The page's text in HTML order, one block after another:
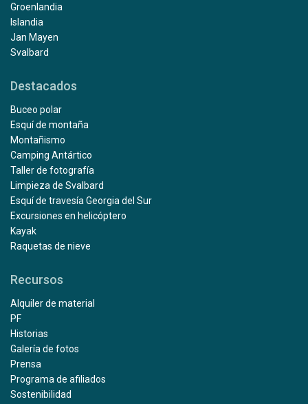
Groenlandia
Islandia
Jan Mayen
Svalbard
Destacados
Buceo polar
Esquí de montaña
Montañismo
Camping Antártico
Taller de fotografía
Limpieza de Svalbard
Esquí de travesía Georgia del Sur
Excursiones en helicóptero
Kayak
Raquetas de nieve
Recursos
Alquiler de material
PF
Historias
Galería de fotos
Prensa
Programa de afiliados
Sostenibilidad